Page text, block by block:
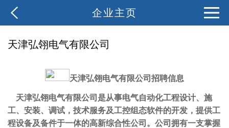
企业主页
天津弘翎电气有限公司
天津弘翎电气有限公司招聘信息
天津弘翎电气有限公司 是从事电气自动化工程设计、施
工、安装、调试，技术服务及工控组态软件的开发，提供工
程设备及备件于一体的高新综合性公司。公司拥有一支掌握